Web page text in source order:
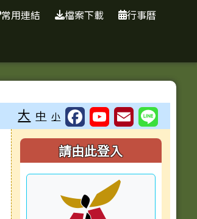
常用連結 檔案下載 行事曆
大 中 小
右邊區域內容
請由此登入